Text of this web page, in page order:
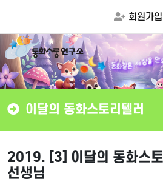
회원가입
동화같은 세상을 만
이달의 동화스토리텔러
2019. [3] 이달의 동화스
선생님